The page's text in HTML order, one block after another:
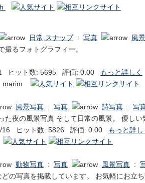
日常,スナップ: 写真
風
撮るフォトグラフィー。
ヒット数: 5695 評価: 0.00
もっと詳しく
marim
風景写真 : 写真 詩写真 : 写
た夜の風景写真 そして日常の風景。 優しい
16 ヒット数: 5826 評価: 0.00
もっと詳し
動物写真 : 写真 風景写真 :
の写真を掲載しています。 お気軽にお立ち